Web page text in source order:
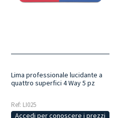
Lima professionale lucidante a
quattro superfici 4 Way 5 pz
Ref: LI025
Accedi per conoscere i prezzi